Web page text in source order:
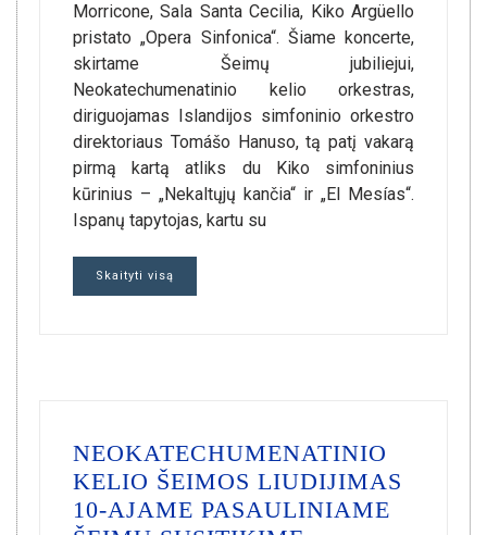
Morricone, Sala Santa Cecilia, Kiko Argüello
pristato „Opera Sinfonica“. Šiame koncerte,
skirtame Šeimų jubiliejui,
Neokatechumenatinio kelio orkestras,
diriguojamas Islandijos simfoninio orkestro
direktoriaus Tomášo Hanuso, tą patį vakarą
pirmą kartą atliks du Kiko simfoninius
kūrinius – „Nekaltųjų kančia“ ir „El Mesías“.
Ispanų tapytojas, kartu su
Skaityti visą
NEOKATECHUMENATINIO
KELIO ŠEIMOS LIUDIJIMAS
10-AJAME PASAULINIAME